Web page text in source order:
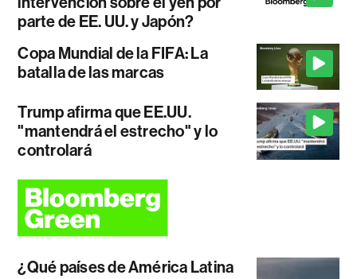
parte de EE. UU. y Japón?
Copa Mundial de la FIFA: La
batalla de las marcas
Trump afirma que EE.UU.
"mantendrá el estrecho" y lo
controlará
¿Qué países de América Latina